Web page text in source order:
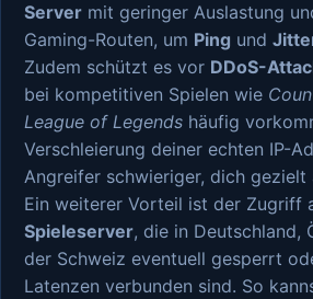
Servermit geringer Auslastung
Gaming-Routen, um Ping und
Zudem schützt es vor DDoS-
bei kompetitiven Spielen wie
League of Legendshäufig
Verschleierung deiner echten IP-
Angreifer schwieriger, dich gezielt
Ein weiterer Vorteil ist der Zugriff
Spieleserver, die in Deutschland,
der Schweiz eventuell gesperrt
Latenzen verbunden sind. So